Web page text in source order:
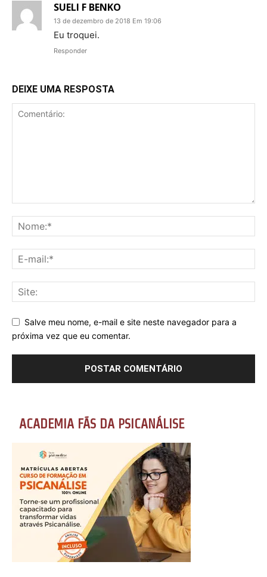
SUELI F BENKO
13 de dezembro de 2018 Em 19:06
Eu troquei.
Responder
DEIXE UMA RESPOSTA
Salve meu nome, e-mail e site neste navegador para a
próxima vez que eu comentar.
ACADEMIA FÃS DA PSICANÁLISE